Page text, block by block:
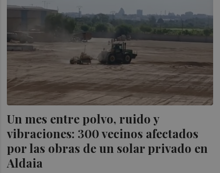
Un mes entre polvo, ruido y
vibraciones: 300 vecinos afectados
por las obras de un solar privado en
Aldaia